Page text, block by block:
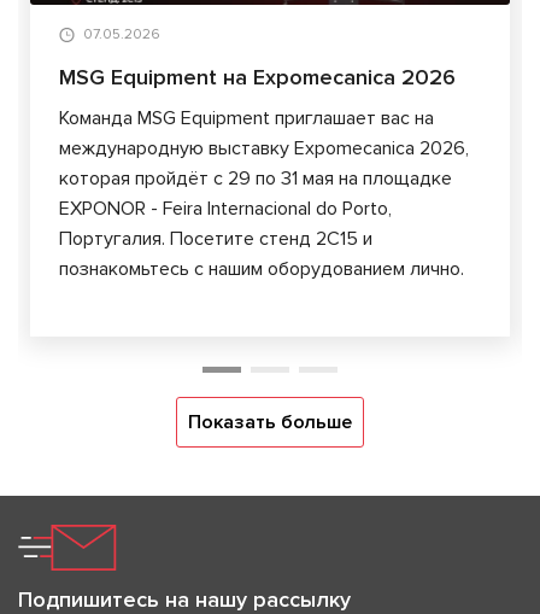
07.05.2026
MSG Equipment на Expomecanica 2026
Команда MSG Equipment приглашает вас на
международную выставку Expomecanica 2026,
которая пройдёт с 29 по 31 мая на площадке
EXPONOR - Feira Internacional do Porto,
Португалия. Посетите стенд 2C15 и
познакомьтесь с нашим оборудованием лично.
Показать больше
Подпишитесь на нашу рассылку